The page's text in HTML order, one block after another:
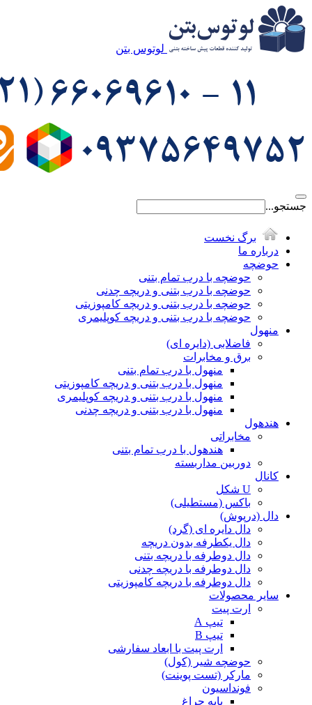
لوتوس بتن
جستجو...
برگ نخست
درباره ما
حوضچه
حوضچه با درب تمام بتنی
حوضچه با درب بتنی و دریچه چدنی
حوضچه با درب بتنی و دریچه کامپوزیتی
حوضچه با درب بتنی و دریچه کوپلیمری
منهول
فاضلابی (دایره ای)
برق و مخابرات
منهول با درب تمام بتنی
منهول با درب بتنی و دریچه کامپوزیتی
منهول با درب بتنی و دریچه کوپلیمری
منهول با درب بتنی و دریچه چدنی
هندهول
مخابراتی
هندهول با درب تمام بتنی
دوربین مداربسته
کانال
U شکل
باکس (مستطیلی)
دال (درپوش)
دال دایره ای (گرد)
دال یکطرفه بدون دریچه
دال دوطرفه با دریچه بتنی
دال دوطرفه با دریچه چدنی
دال دوطرفه با دریچه کامپوزیتی
سایر محصولات
ارت پیت
تیپ A
تیپ B
ارت پیت با ابعاد سفارشی
حوضچه شیر (کول)
مارکر (تست پوینت)
فونداسیون
پایه چراغ